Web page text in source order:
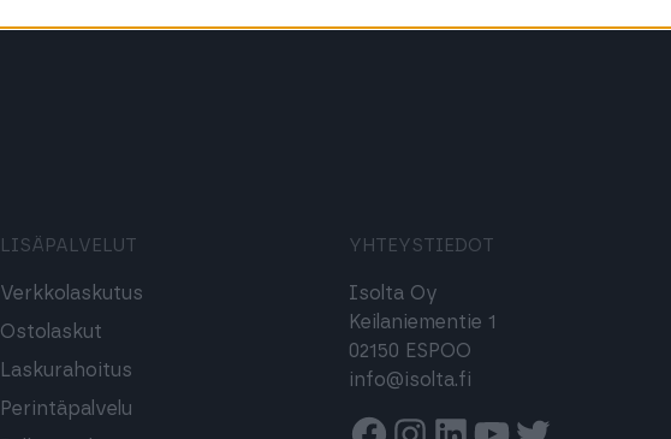
LISÄPALVELUT
Verkkolaskutus
Ostolaskut
Laskurahoitus
Perintäpalvelu
YHTEYSTIEDOT
Isolta Oy
Keilaniementie 1
02150 ESPOO
info@isolta.fi
Facebook
Instagram
Linkedin
Youtube
Twitter